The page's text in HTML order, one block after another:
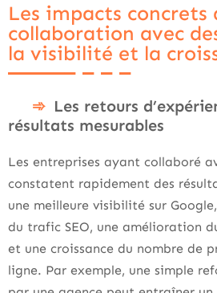
Les impacts concrets
collaboration avec
la visibilité et la
Les retours
résultats mesurables
Les entreprises ayant collaboré
constatent rapidement des
une meilleure visibilité sur
du trafic SEO, une amélioration
et une croissance du nombre de
ligne. Par exemple, une simple